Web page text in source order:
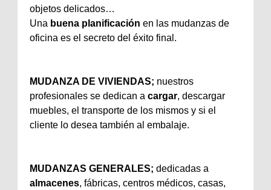
objetos delicados…
Una buena planificación en las mudanzas de
oficina es el secreto del éxito final.
MUDANZA DE VIVIENDAS; nuestros
profesionales se dedican a cargar, descargar
muebles, el transporte de los mismos y si el
cliente lo desea también al embalaje.
MUDANZAS GENERALES; dedicadas a
almacenes, fábricas, centros médicos, casas,